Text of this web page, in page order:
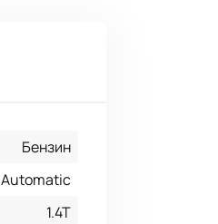
Бензин
Automatic
1.4T